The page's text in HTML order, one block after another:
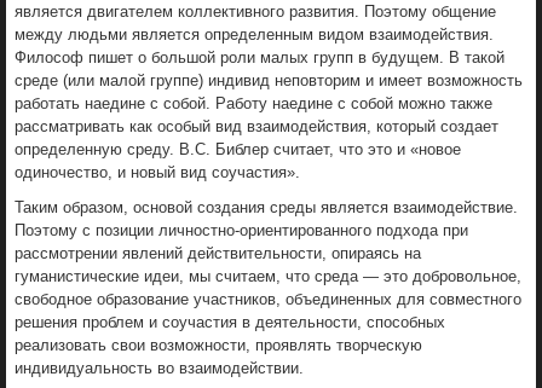
является двигателем коллективного развития. Поэтому общение
между людьми является определенным видом взаимодействия.
Философ пишет о большой роли малых групп в будущем. В такой
среде (или малой группе) индивид неповторим и имеет возможность
работать наедине с собой. Работу наедине с собой можно также
рассматривать как особый вид взаимодействия, который создает
определенную среду. В.С. Библер считает, что это и «новое
одиночество, и новый вид соучастия».
Таким образом, основой создания среды является взаимодействие.
Поэтому с позиции личностно-ориентированного подхода при
рассмотрении явлений действительности, опираясь на
гуманистические идеи, мы считаем, что среда — это добровольное,
свободное образование участников, объединенных для совместного
решения проблем и соучастия в деятельности, способных
реализовать свои возможности, проявлять творческую
индивидуальность во взаимодействии.